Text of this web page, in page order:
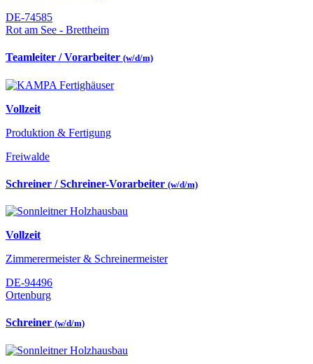
DE-74585
Rot am See - Brettheim
Teamleiter / Vorarbeiter (w/d/m)
Vollzeit
Produktion & Fertigung
Freiwalde
Schreiner / Schreiner-Vorarbeiter (w/d/m)
Vollzeit
Zimmerermeister & Schreinermeister
DE-94496
Ortenburg
Schreiner (w/d/m)